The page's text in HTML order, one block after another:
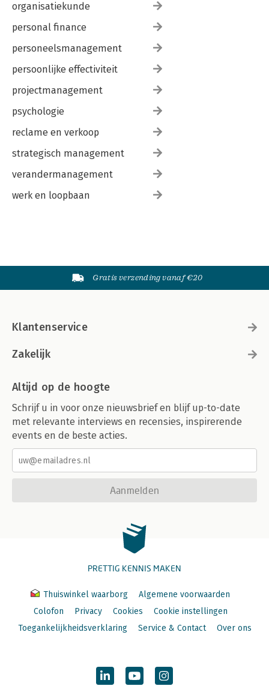
organisatiekunde
personal finance
personeelsmanagement
persoonlijke effectiviteit
projectmanagement
psychologie
reclame en verkoop
strategisch management
verandermanagement
werk en loopbaan
Gratis verzending vanaf €20
Klantenservice
Zakelijk
Altijd op de hoogte
Schrijf u in voor onze nieuwsbrief en blijf up-to-date
met relevante interviews en recensies, inspirerende
events en de beste acties.
Aanmelden
PRETTIG KENNIS MAKEN
Thuiswinkel waarborg
Algemene voorwaarden
Colofon
Privacy Cookies
Cookie instellingen
Toegankelijkheidsverklaring
Service & Contact Over ons